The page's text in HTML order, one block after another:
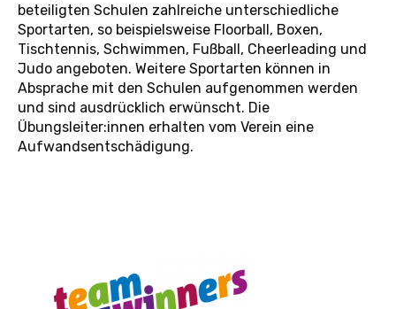
beteiligten Schulen zahlreiche unterschiedliche
Sportarten, so beispielsweise Floorball, Boxen,
Tischtennis, Schwimmen, Fußball, Cheerleading und
Judo angeboten. Weitere Sportarten können in
Absprache mit den Schulen aufgenommen werden
und sind ausdrücklich erwünscht. Die
Übungsleiter:innen erhalten vom Verein eine
Aufwandsentschädigung.